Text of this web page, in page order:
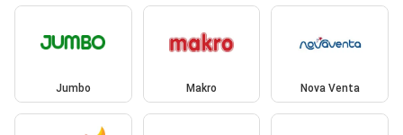
Jumbo Makro Nova Venta